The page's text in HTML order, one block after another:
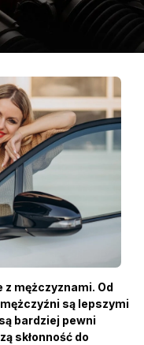
mężczyznami. Od
są lepszymi
bardziej pewni
skłonność do